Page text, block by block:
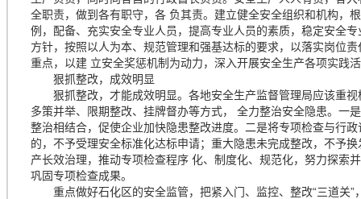
全职责，做到各有职守，各 负其责。建立健全安全组织和机构
例，配备、充实安全专业人员，提高专业人员的素质，稳定安全
方针，按照以人为本、规范管理和强基达标的要求，以落实岗位
重点，以建 立安全奖惩机制为动力，深入开展安全生产各项实践
狠抓整改，成效明显
狠抓整改，才能成效明显。各地安全生产监督管理局应该重视
多策并举、限期整改、挂牌督办等方式， 全力整治安全隐患。一
整治相结合，促使企业加快隐患整改进度。二是将专项检查与行
的，不予受理安全标准化达标申请；重大隐患未完成整改，不予
产长效治理，推动专项检查程序 化、制度化、规范化，努力探索
巩固专项检查成果。
重点做好石化区的安全监管，把紧入门、监控、整改“三道关”